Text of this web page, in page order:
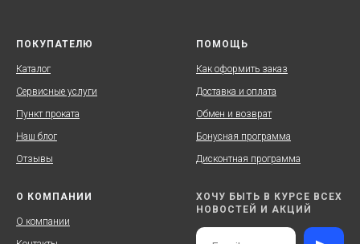
ПОКУПАТЕЛЮ
Каталог
Сервисные услуги
Пункт проката
Наш блог
Отзывы
ПОМОЩЬ
Как оформить заказ
Доставка и оплата
Обмен и возврат
Бонусная программа
Дисконтная программа
О КОМПАНИИ
О компании
ХОЧУ БЫТЬ В КУРСЕ ВСЕХ
НОВОСТЕЙ И АКЦИЙ